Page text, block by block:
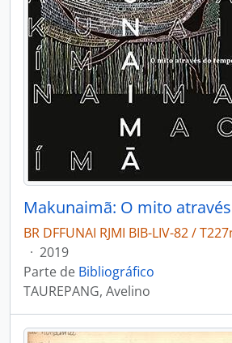
BR DFFUNAI RJMI BIB-LIV-82 /
· 2019
Parte de Bibliográfico
TAUREPANG, Avelino